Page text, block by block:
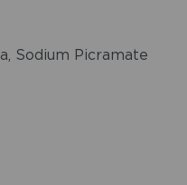
Sodium Picramate